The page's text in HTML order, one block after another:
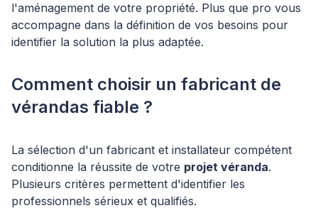
l'aménagement de votre propriété. Plus que pro vous
accompagne dans la définition de vos besoins pour
identifier la solution la plus adaptée.
Comment choisir un fabricant de
vérandas fiable ?
La sélection d'un fabricant et installateur compétent
conditionne la réussite de votre projet véranda.
Plusieurs critères permettent d'identifier les
professionnels sérieux et qualifiés.